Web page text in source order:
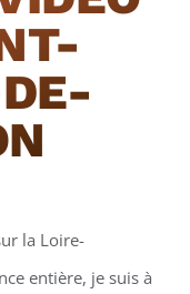
la Loire-
entière, je suis à